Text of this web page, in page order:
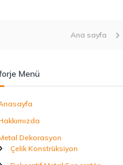
Ana sayfa
Menü
Dekorasyon
Çelik Konstrüksiyon